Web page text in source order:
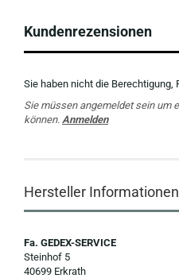
Kundenrezensionen
Sie haben nicht die Berechtigung,
Sie müssen angemeldet sein um
können. Anmelden
Hersteller Informationen
Fa. GEDEX-SERVICE
Steinhof 5
40699 Erkrath